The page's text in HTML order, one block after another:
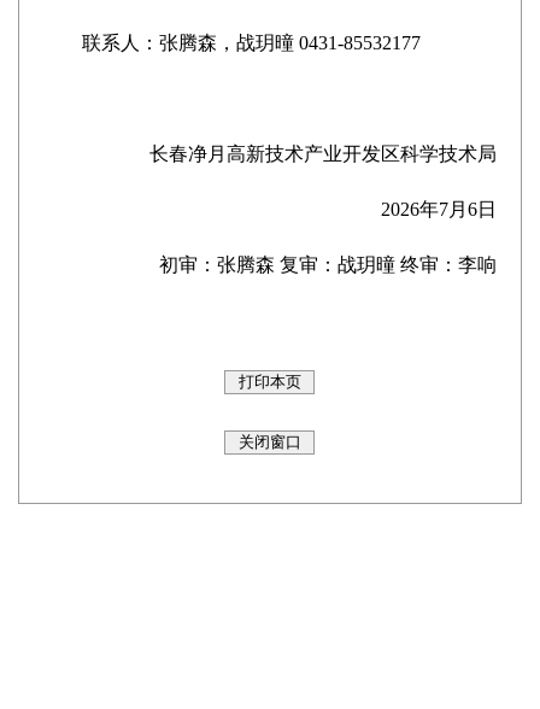
联系人：张腾森，战玥曈 0431-85532177
长春净月高新技术产业开发区科学技术局
2026年7月6日
初审：张腾森 复审：战玥曈 终审：李响